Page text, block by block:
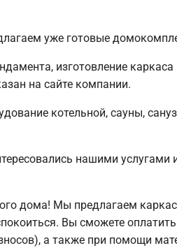
уже готовые
изготовление
на сайте компании.
котельной, сауны,
нашими
дома! Мы предлагаем
Вы сможете
а также при помощи